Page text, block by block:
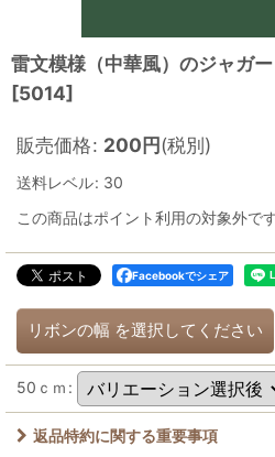
雷文模様（中華風）のジャガ
[5014]
販売価格: 200円(税別)
送料レベル: 30
この商品はポイント利用の対象外です
Facebookでシェア
リボンの幅 を選択してください
50ｃｍ :
返品特約に関する重要事項